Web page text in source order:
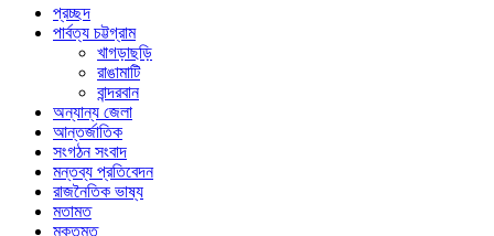
প্রচ্ছদ
পার্বত্য চট্টগ্রাম
খাগড়াছড়ি
রাঙামাটি
বান্দরবান
অন্যান্য জেলা
আন্তর্জাতিক
সংগঠন সংবাদ
মন্তব্য প্রতিবেদন
রাজনৈতিক ভাষ্য
মতামত
মুক্তমত